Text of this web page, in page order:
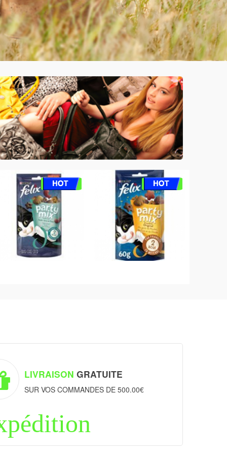
LIVRAISON GRATUITE
SUR VOS COMMANDES DE 500.00€